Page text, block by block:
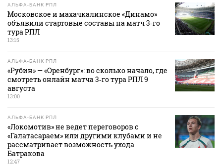
АЛЬФА-БАНК РПЛ
Московское и махачкалинское «Динамо»
объявили стартовые составы на матч 3‑го
тура РПЛ
13:15
АЛЬФА-БАНК РПЛ
«Рубин» — «Оренбург»: во сколько начало, где
смотреть онлайн матча 3‑го тура РПЛ 9
августа
13:00
АЛЬФА-БАНК РПЛ
«Локомотив» не ведет переговоров с
«Галатасараем» или другими клубами и не
рассматривает возможность ухода
Батракова
12:47